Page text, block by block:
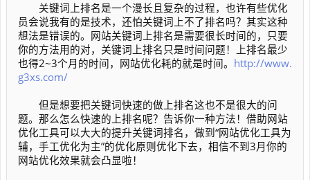
关键词上排名是一个漫长且复杂的过程，也许有些优化
员会说我有的是技术，还怕关键词上不了排名吗？其实这种
想法是错误的。网站关键词上排名是需要很长时间的，只要
你的方法用的对，关键词上排名只是时间问题！上排名最少
也得2~3个月的时间，网站优化耗的就是时间。 http://www.
g3xs.com/
但是想要把关键词快速的做上排名这也不是很大的问
题。那么怎么快速的上排名呢？告诉你一种方法！借助网站
优化工具可以大大的提升关键词排名，做到“网站优化工具为
辅，手工优化为主”的优化原则优化下去，相信不到3月你的
网站优化效果就会凸显啦！